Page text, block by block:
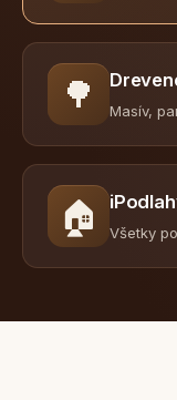
🌳 Masív,
🏠 Všetky